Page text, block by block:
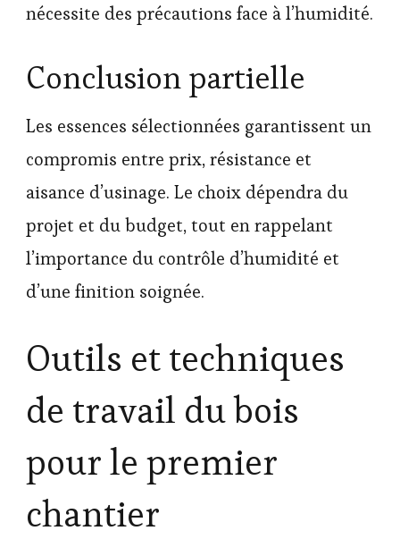
nécessite des précautions face à l’humidité.
Conclusion partielle
Les essences sélectionnées garantissent un
compromis entre prix, résistance et
aisance d’usinage. Le choix dépendra du
projet et du budget, tout en rappelant
l’importance du contrôle d’humidité et
d’une finition soignée.
Outils et techniques
de travail du bois
pour le premier
chantier